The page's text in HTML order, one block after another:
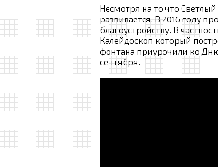
Несмотря на то что
развивается. В 2016 году
благоустройству. В
Калейдоскоп который
фонтана приурочили ко
сентября.